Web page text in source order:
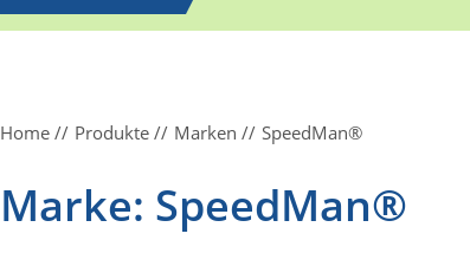
Home Produkte Marken SpeedMan®
Marke: SpeedMan®